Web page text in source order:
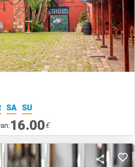
SA SU
16.00€